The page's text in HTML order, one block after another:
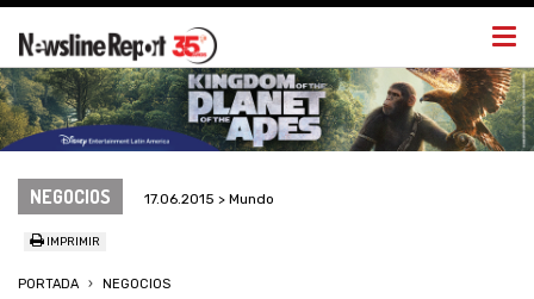
NEGOCIOS 17.06.2015 > Mundo
IMPRIMIR
PORTADA NEGOCIOS